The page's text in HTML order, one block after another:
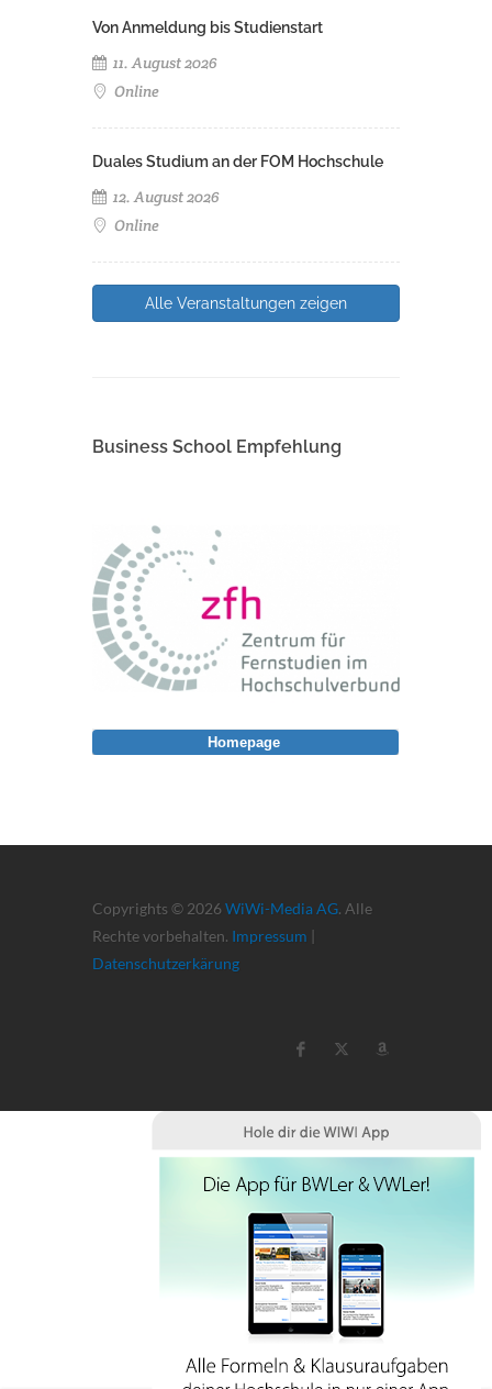
Von Anmeldung bis Studienstart
11. August 2026
Online
Duales Studium an der FOM Hochschule
12. August 2026
Online
Alle Veranstaltungen zeigen
Business School Empfehlung
Copyrights © 2026 WiWi-Media AG. Alle
Rechte vorbehalten. Impressum |
Datenschutzerkärung
Homepage